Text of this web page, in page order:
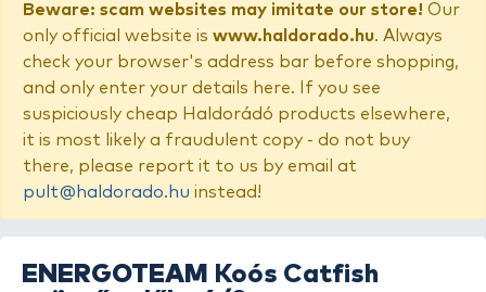
Beware: scam websites may imitate our store! Our
only official website is www.haldorado.hu. Always
check your browser's address bar before shopping,
and only enter your details here. If you see
suspiciously cheap Haldorádó products elsewhere,
it is most likely a fraudulent copy - do not buy
there, please report it to us by email at
pult@haldorado.hu instead!
ENERGOTEAM
Koós Catfish